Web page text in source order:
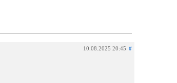
10.08.2025 20:45 #